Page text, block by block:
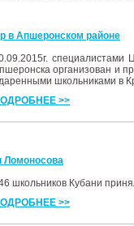
в Апшеронском районе
организован и
школьниками в
>>
Ломоносова
школьников Кубани
>>